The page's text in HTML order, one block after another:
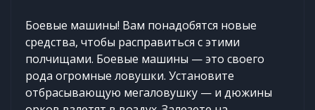
Боевые машины! Вам понадобятся новые
средства, чтобы расправиться с этими
полчищами. Боевые машины — это своего
рода огромные ловушки. Установите
отбрасывающую мегаловушку — и дюжины